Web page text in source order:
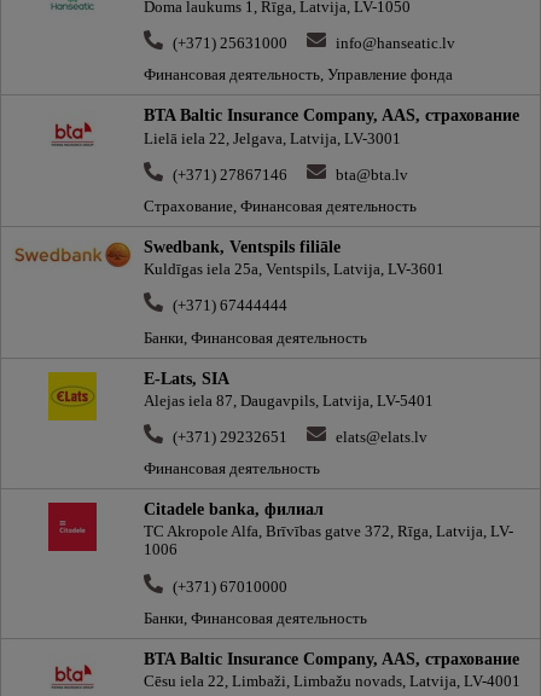
Doma laukums 1, Rīga, Latvija, LV-1050
(+371) 25631000
info@hanseatic.lv
Финансовая деятельность, Управление фонда
BTA Baltic Insurance Company, AAS, cтрахование
Lielā iela 22, Jelgava, Latvija, LV-3001
(+371) 27867146
bta@bta.lv
Страхование, Финансовая деятельность
Swedbank, Ventspils filiāle
Kuldīgas iela 25a, Ventspils, Latvija, LV-3601
(+371) 67444444
Банки, Финансовая деятельность
E-Lats, SIA
Alejas iela 87, Daugavpils, Latvija, LV-5401
(+371) 29232651
elats@elats.lv
Финансовая деятельность
Citadele banka, филиал
TC Akropole Alfa, Brīvības gatve 372, Rīga, Latvija, LV-
1006
(+371) 67010000
Банки, Финансовая деятельность
BTA Baltic Insurance Company, AAS, cтрахование
Cēsu iela 22, Limbaži, Limbažu novads, Latvija, LV-4001